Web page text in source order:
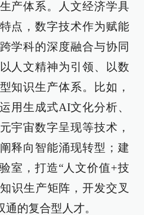
产体系。人文经济学具
点，数字技术作为赋能
学科的深度融合与协同
人文精神为引领、以数
知识生产体系。比如，
用生成式AI文化分析、
宇宙数字呈现等技术，
释向智能涌现转型；建
室，打造“人文价值+技
识生产矩阵，开发交叉
的复合型人才。